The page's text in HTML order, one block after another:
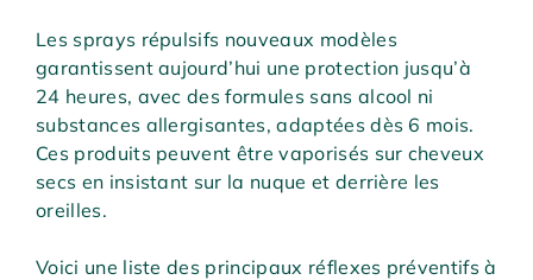
Les sprays répulsifs nouveaux modèles
garantissent aujourd’hui une protection jusqu’à
24 heures, avec des formules sans alcool ni
substances allergisantes, adaptées dès 6 mois.
Ces produits peuvent être vaporisés sur cheveux
secs en insistant sur la nuque et derrière les
oreilles.
Voici une liste des principaux réflexes préventifs à